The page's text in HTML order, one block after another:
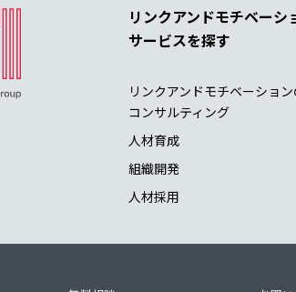
リンクアンドモチベーシ
サービスを探す
リンクアンドモチベーション
コンサルティング
人材育成
組織開発
人材採用